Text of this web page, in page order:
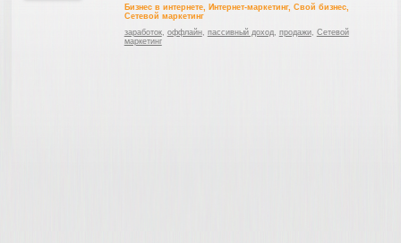
Бизнес в интернете, Интернет-маркетинг, Свой бизнес,
Сетевой маркетинг
заработок, оффлайн, пассивный доход, продажи, Сетевой
маркетинг